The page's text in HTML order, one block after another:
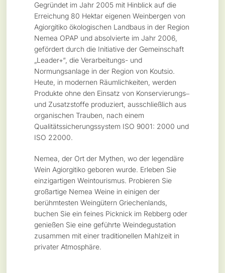
Gegründet im Jahr 2005 mit Hinblick auf die
Erreichung 80 Hektar eigenen Weinbergen von
Agiorgitiko ökologischen Landbaus in der Region
Nemea OPAP und absolvierte im Jahr 2006,
gefördert durch die Initiative der Gemeinschaft
„Leader+“, die Verarbeitungs- und
Normungsanlage in der Region von Koutsio.
Heute, in modernen Räumlichkeiten, werden
Produkte ohne den Einsatz von Konservierungs‒
und Zusatzstoffe produziert, ausschließlich aus
organischen Trauben, nach einem
Qualitätssicherungssystem ISO 9001: 2000 und
ISO 22000.
Nemea, der Ort der Mythen, wo der legendäre
Wein Agiorgitiko geboren wurde. Erleben Sie
einzigartigen Weintourismus. Probieren Sie
großartige Nemea Weine in einigen der
berühmtesten Weingütern Griechenlands,
buchen Sie ein feines Picknick im Rebberg oder
genießen Sie eine geführte Weindegustation
zusammen mit einer traditionellen Mahlzeit in
privater Atmosphäre.